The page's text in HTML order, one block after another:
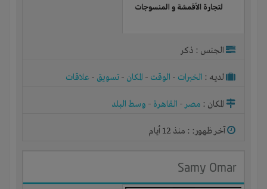
الجنس : ذكر
لديـه : الخبرات - الوقت - المكان - تسويق - علاقات
المكان : مصر- القاهرة - وسط البلد
آخر ظهور: : منذ 12 أيام
Samy Omar